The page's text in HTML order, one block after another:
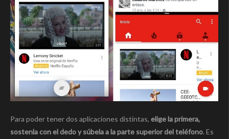
Para poder tener dos aplicaciones distintas, elige la primera,
sostenla con el dedo y súbela a la parte superior del teléfono. Es